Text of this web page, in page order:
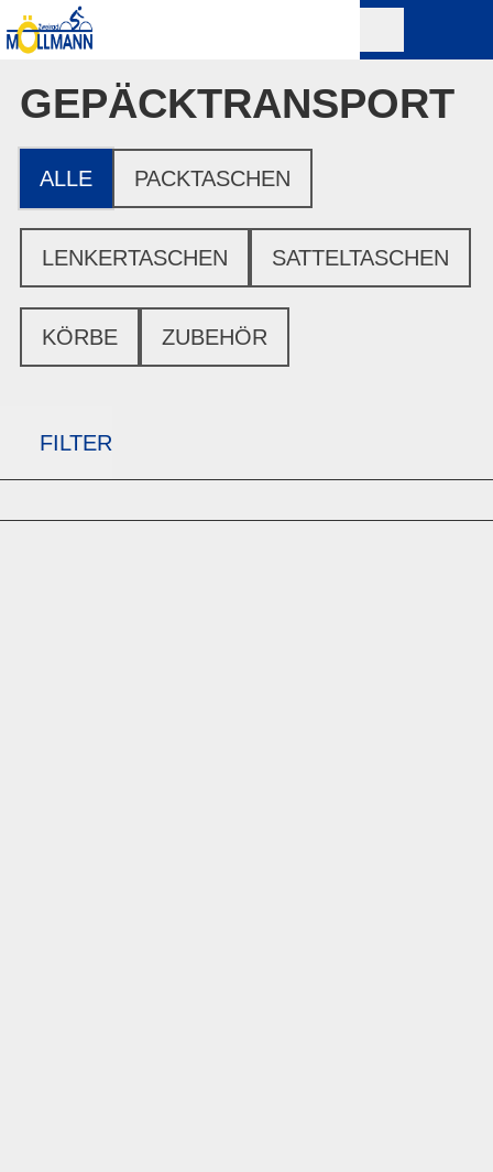
GEPÄCK­TRANSPORT
ALLE PACKTASCHEN
LENKERTASCHEN SATTELTASCHEN
KÖRBE ZUBEHÖR
FILTER